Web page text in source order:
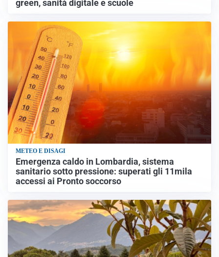
green, sanità digitale e scuole
METEO E DISAGI
Emergenza caldo in Lombardia, sistema
sanitario sotto pressione: superati gli 11mila
accessi ai Pronto soccorso